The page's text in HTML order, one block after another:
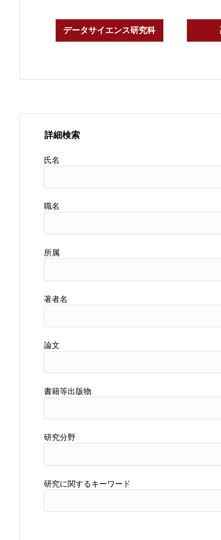
データサイエンス研究科
詳細検索
氏名
職名
所属
著者名
論文
書籍等出版物
研究分野
研究に関するキーワード